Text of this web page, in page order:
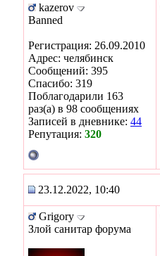
kazerov
Banned
Регистрация: 26.09.2010
Адрес: челябинск
Сообщений: 395
Спасибо: 319
Поблагодарили 163
раз(а) в 98 сообщениях
Записей в дневнике: 44
Репутация: 320
23.12.2022, 10:40
Grigory
Злой санитар форума